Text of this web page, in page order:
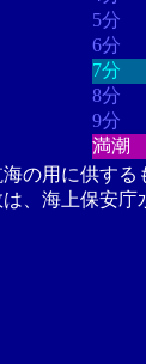
5分
6分
7分
8分
9分
満潮
の用に供す
、海上保安